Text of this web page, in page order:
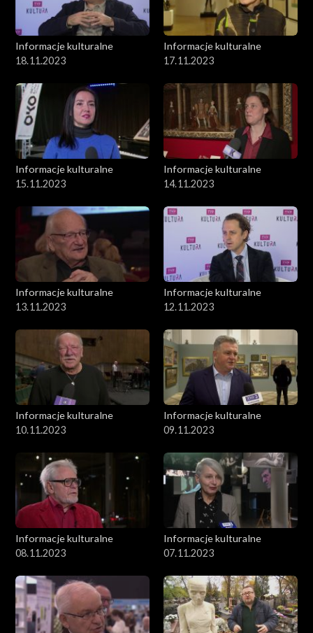
Informacje kulturalne
18.11.2023
Informacje kulturalne
17.11.2023
Informacje kulturalne
15.11.2023
Informacje kulturalne
14.11.2023
Informacje kulturalne
13.11.2023
Informacje kulturalne
12.11.2023
Informacje kulturalne
10.11.2023
Informacje kulturalne
09.11.2023
Informacje kulturalne
08.11.2023
Informacje kulturalne
07.11.2023